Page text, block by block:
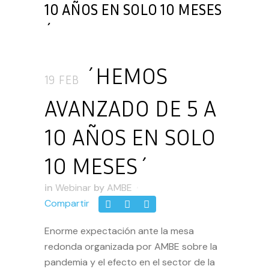
10 AÑOS EN SOLO 10 MESES
´
19 FEB
´HEMOS
AVANZADO DE 5 A
10 AÑOS EN SOLO
10 MESES´
in Webinar by AMBE
Compartir
Enorme expectación ante la mesa
redonda organizada por AMBE sobre la
pandemia y el efecto en el sector de la